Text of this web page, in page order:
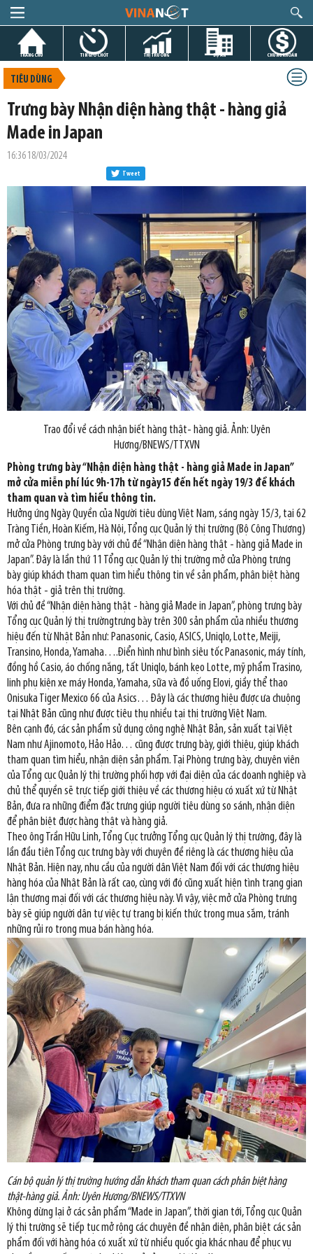
TRANG CHỦ TIN GIỜ CHÓT THỊ TRƯỜNG DỰ ÁN CHỨNG KHOÁN
TIÊU DÙNG
Trưng bày Nhận diện hàng thật - hàng giả
Made in Japan
16:36 18/03/2024
Tweet
Trao đổi về cách nhận biết hàng thật- hàng giả. Ảnh: Uyên
Hương/BNEWS/TTXVN
Phòng trưng bày “Nhận diện hàng thật - hàng giả Made in Japan”
mở cửa miễn phí lúc 9h-17h từ ngày15 đến hết ngày 19/3 để khách
tham quan và tìm hiểu thông tin.
Hưởng ứng Ngày Quyền của Người tiêu dùng Việt Nam, sáng ngày 15/3, tại 62
Tràng Tiền, Hoàn Kiếm, Hà Nội, Tổng cục Quản lý thị trường (Bộ Công Thương)
mở cửa Phòng trưng bày với chủ đề “Nhận diện hàng thật - hàng giả Made in
Japan”. Đây là lần thứ 11 Tổng cục Quản lý thị trường mở cửa Phòng trưng
bày giúp khách tham quan tìm hiểu thông tin về sản phẩm, phân biệt hàng
hóa thật - giả trên thị trường.
Với chủ đề “Nhận diện hàng thật - hàng giả Made in Japan”, phòng trưng bày
Tổng cục Quản lý thị trườngtrưng bày trên 300 sản phẩm của nhiều thương
hiệu đến từ Nhật Bản như: Panasonic, Casio, ASICS, Uniqlo, Lotte, Meiji,
Transino, Honda, Yamaha….Điển hình như bình siêu tốc Panasonic, máy tính,
đồng hồ Casio, áo chống nắng, tất Uniqlo, bánh kẹo Lotte, mỹ phẩm Trasino,
linh phụ kiện xe máy Honda, Yamaha, sữa và đồ uống Elovi, giầy thể thao
Onisuka Tiger Mexico 66 của Asics… Đây là các thương hiệu được ưa chuộng
tại Nhật Bản cũng như được tiêu thụ nhiều tại thị trường Việt Nam.
Bên cạnh đó, các sản phẩm sử dụng công nghệ Nhật Bản, sản xuất tại Việt
Nam như Ajinomoto, Hảo Hảo… cũng được trưng bày, giới thiệu, giúp khách
tham quan tìm hiểu, nhận diện sản phẩm. Tại Phòng trưng bày, chuyên viên
của Tổng cục Quản lý thị trường phối hợp với đại diện của các doanh nghiệp và
chủ thể quyền sẽ trực tiếp giới thiệu về các thương hiệu có xuất xứ từ Nhật
Bản, đưa ra những điểm đặc trưng giúp người tiêu dùng so sánh, nhận diện
để phân biệt được hàng thật và hàng giả.
Theo ông Trần Hữu Linh, Tổng Cục trưởng Tổng cục Quản lý thị trường, đây là
lần đầu tiên Tổng cục trưng bày với chuyên đề riêng là các thương hiệu của
Nhật Bản. Hiện nay, nhu cầu của người dân Việt Nam đối với các thương hiệu
hàng hóa của Nhật Bản là rất cao, cùng với đó cũng xuất hiện tình trạng gian
lận thương mại đối với các thương hiệu này. Vì vậy, việc mở cửa Phòng trưng
bày sẽ giúp người dân tự việc tự trang bị kiến thức trong mua sắm, tránh
những rủi ro trong mua bán hàng hóa.
Cán bộ quản lý thị trường hướng dẫn khách tham quan cách phân biệt hàng
thật-hàng giả. Ảnh: Uyên Hương/BNEWS/TTXVN
Không dừng lại ở các sản phẩm “Made in Japan”, thời gian tới, Tổng cục Quản
lý thị trường sẽ tiếp tục mở rộng các chuyên đề nhận diện, phân biệt các sản
phẩm đối với hàng hóa có xuất xứ từ nhiều quốc gia khác nhau để phục vụ